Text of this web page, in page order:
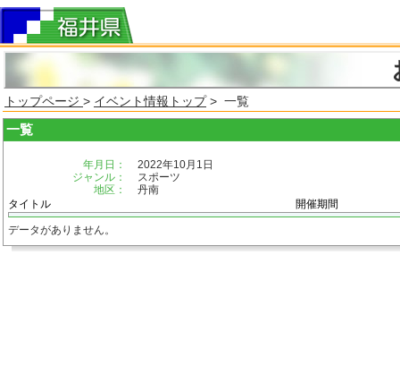
トップページ > イベント情報トップ> 一覧
一覧
年月日：
2022年10月1日
ジャンル：
スポーツ
地区：
丹南
タイトル
開催期間
データがありません。